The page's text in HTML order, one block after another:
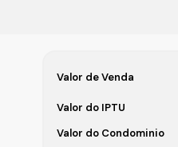
Valor de Venda
Valor do IPTU
Valor do Condominio